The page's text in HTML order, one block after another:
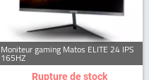
Moniteur gaming Matos ELITE 24 IPS
165HZ
Rupture de stock